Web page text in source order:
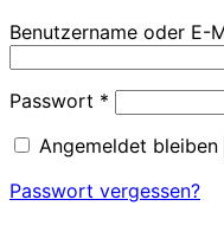
Benutzername oder E-
Passwort * Erforderlich
Angemeldet bleiben
Passwort vergessen?